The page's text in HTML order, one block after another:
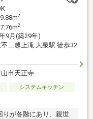
2
2
9月(築29年)
二越上滝 大泉駅 徒歩32
市天正寺
システムキッチン
りが各階にあり、親世